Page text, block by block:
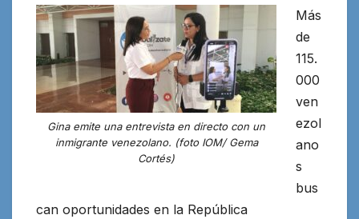
Gina emite una entrevista en directo con un
inmigrante venezolano. (foto IOM/ Gema
Cortés)
Más
de
115.
000
ven
ezol
ano
s
bus
can oportunidades en la República